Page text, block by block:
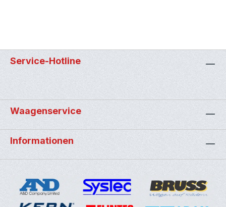
Service-Hotline
Waagenservice
Informationen